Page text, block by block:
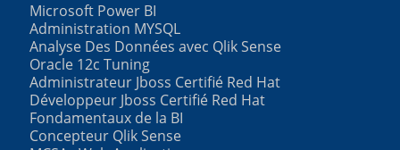
Microsoft Power BI
Administration MYSQL
Analyse Des Données avec Qlik Sense
Oracle 12c Tuning
Administrateur Jboss Certifié Red Hat
Développeur Jboss Certifié Red Hat
Fondamentaux de la BI
Concepteur Qlik Sense